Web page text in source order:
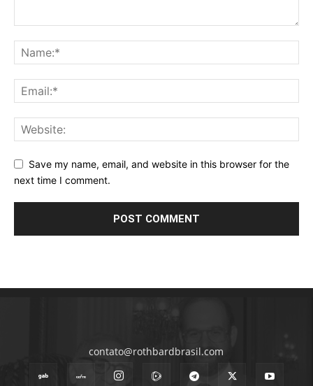
Save my name, email, and website in this browser for the
next time I comment.
contato@rothbardbrasil.com